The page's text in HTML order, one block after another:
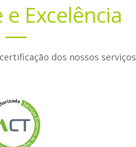
Excelência
dos nossos serviços